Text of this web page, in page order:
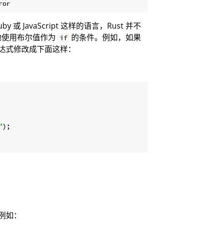
或 JavaScript 这样的语言，Rust 并不
用布尔值作为 if 的条件。例如，如果
式修改成下面这样：
);
：